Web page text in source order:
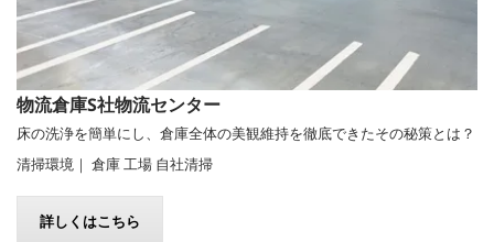
物流倉庫S社物流センター
床の洗浄を簡単にし、倉庫全体の美観維持を徹底できたその秘策とは？
清掃環境｜ 倉庫 工場 自社清掃
詳しくはこちら